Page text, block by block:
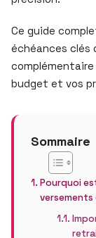
Ce guide
échéances clés
complémentaire
budget et vos
Sommaire
Pourquoi